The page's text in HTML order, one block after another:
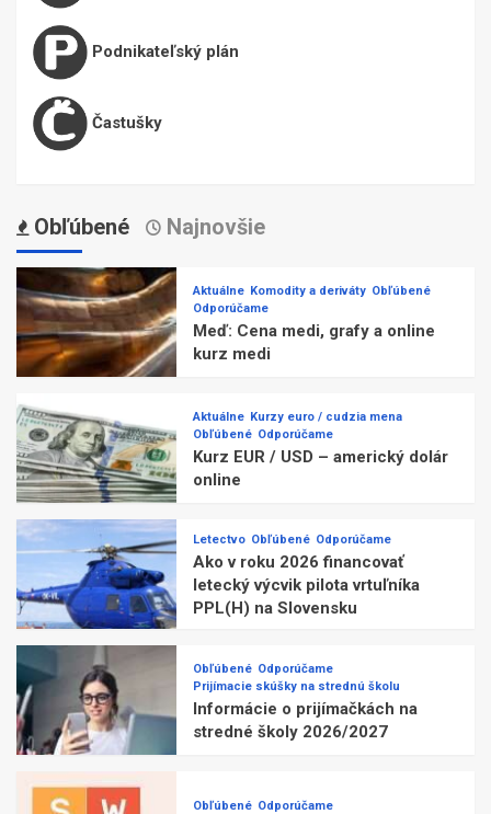
Podnikateľský plán
Častušky
Obľúbené Najnovšie
Aktuálne Komodity a deriváty Obľúbené
Odporúčame
Meď: Cena medi, grafy a online
kurz medi
Aktuálne Kurzy euro / cudzia mena
Obľúbené Odporúčame
Kurz EUR / USD – americký dolár
online
Letectvo Obľúbené Odporúčame
Ako v roku 2026 financovať
letecký výcvik pilota vrtuľníka
PPL(H) na Slovensku
Obľúbené Odporúčame
Prijímacie skúšky na strednú školu
Informácie o prijímačkách na
stredné školy 2026/2027
Obľúbené Odporúčame